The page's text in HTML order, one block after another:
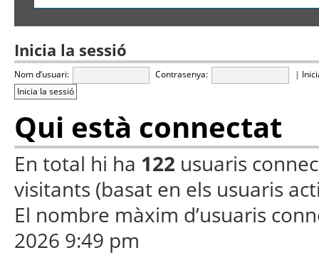
Inicia la sessió
Nom d’usuari: Contrasenya: |
Qui està connectat
En total hi ha 122 usuaris
visitants (basat en els usuaris
El nombre màxim d’usuaris
2026 9:49 pm